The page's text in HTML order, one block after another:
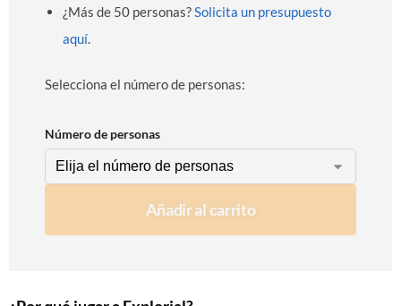
¿Más de 50 personas?Solicita un presupuesto
aquí.
Selecciona el número de personas:
Número de personas
Añadir al carrito